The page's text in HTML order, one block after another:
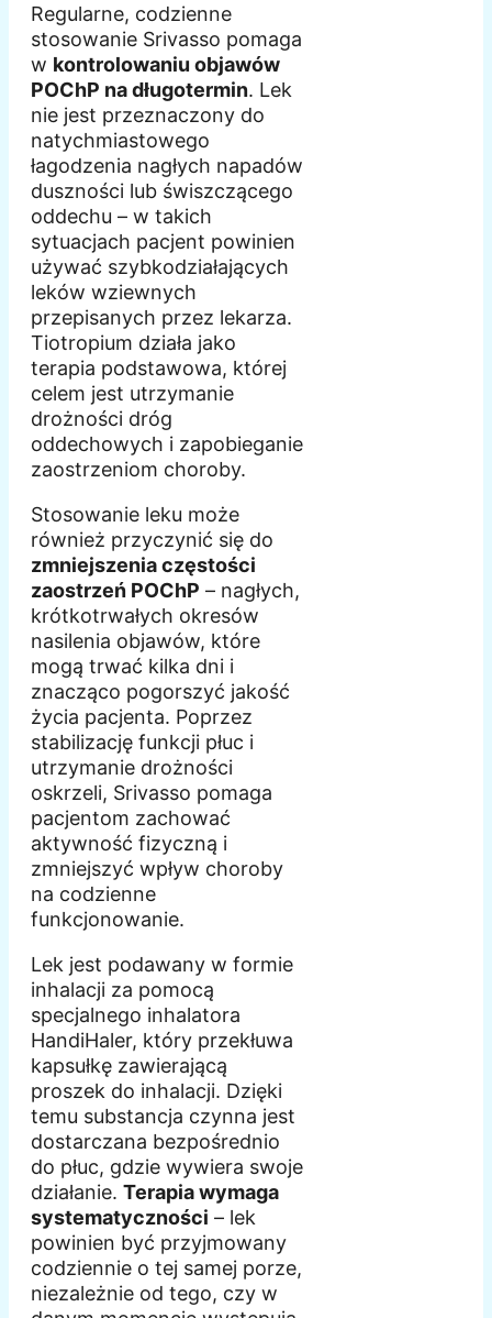
Regularne, codzienne
stosowanie Srivasso pomaga
w kontrolowaniu objawów
POChP na długotermin. Lek
nie jest przeznaczony do
natychmiastowego
łagodzenia nagłych napadów
duszności lub świszczącego
oddechu – w takich
sytuacjach pacjent powinien
używać szybkodziałających
leków wziewnych
przepisanych przez lekarza.
Tiotropium działa jako
terapia podstawowa, której
celem jest utrzymanie
drożności dróg
oddechowych i zapobieganie
zaostrzeniom choroby.
Stosowanie leku może
również przyczynić się do
zmniejszenia częstości
zaostrzeń POChP – nagłych,
krótkotrwałych okresów
nasilenia objawów, które
mogą trwać kilka dni i
znacząco pogorszyć jakość
życia pacjenta. Poprzez
stabilizację funkcji płuc i
utrzymanie drożności
oskrzeli, Srivasso pomaga
pacjentom zachować
aktywność fizyczną i
zmniejszyć wpływ choroby
na codzienne
funkcjonowanie.
Lek jest podawany w formie
inhalacji za pomocą
specjalnego inhalatora
HandiHaler, który przekłuwa
kapsułkę zawierającą
proszek do inhalacji. Dzięki
temu substancja czynna jest
dostarczana bezpośrednio
do płuc, gdzie wywiera swoje
działanie. Terapia wymaga
systematyczności – lek
powinien być przyjmowany
codziennie o tej samej porze,
niezależnie od tego, czy w